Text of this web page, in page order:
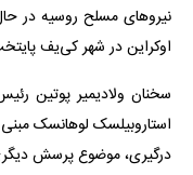
نیروهای مسلح روسیه در
اوکراین در شهر کی‌یف
سخنان ولادیمیر پوتین
استاروبیلسک لوهانسک
درگیری، موضوع پرسش